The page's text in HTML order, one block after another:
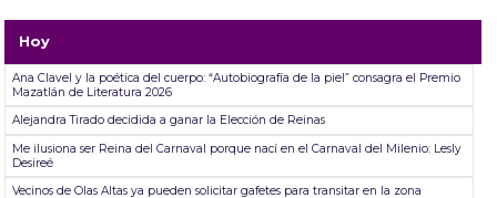
Hoy
Ana Clavel y la poética del cuerpo: “Autobiografía de la piel” consagra el Premio
Mazatlán de Literatura 2026
Alejandra Tirado decidida a ganar la Elección de Reinas
Me ilusiona ser Reina del Carnaval porque nací en el Carnaval del Milenio: Lesly
Desireé
Vecinos de Olas Altas ya pueden solicitar gafetes para transitar en la zona